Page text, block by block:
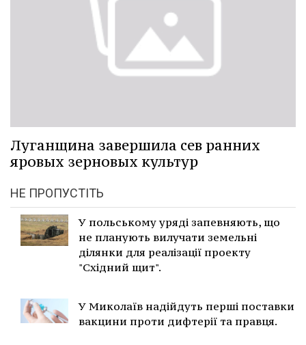
Луганщина завершила сев ранних
яровых зерновых культур
НЕ ПРОПУСТІТЬ
У польському уряді запевняють, що
не планують вилучати земельні
ділянки для реалізації проекту
"Східний щит".
У Миколаїв надійдуть перші поставки
вакцини проти дифтерії та правця.